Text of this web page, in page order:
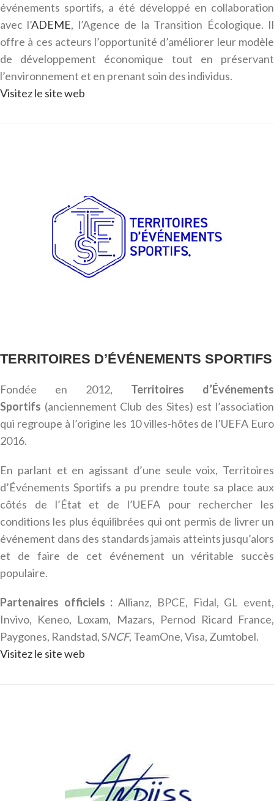
événements sportifs, a été développé en collaboration
avec l’ADEME, l’Agence de la Transition Écologique. Il
offre à ces acteurs l’opportunité d’améliorer leur modèle
de développement économique tout en préservant
l’environnement et en prenant soin des individus.
Visitez le site web
TERRITOIRES D’ÉVÉNEMENTS SPORTIFS
Fondée en 2012, Territoires d’Événements
Sportifs (anciennement Club des Sites) est l’association
qui regroupe à l’origine les 10 villes-hôtes de l’UEFA Euro
2016.
En parlant et en agissant d’une seule voix, Territoires
d’Événements Sportifs a pu prendre toute sa place aux
côtés de l’État et de l’UEFA pour rechercher les
conditions les plus équilibrées qui ont permis de livrer un
événement dans des standards jamais atteints jusqu’alors
et de faire de cet événement un véritable succès
populaire.
Partenaires officiels : Allianz, BPCE, Fidal, GL event,
Invivo, Keneo, Loxam, Mazars, Pernod Ricard France,
Paygones, Randstad, SNCF, TeamOne, Visa, Zumtobel.
Visitez le site web